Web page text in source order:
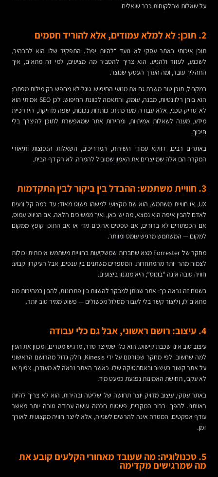
על שאלות שהלקוחות כבר שואלים.
2. תוכן: לא למלא עמודים, אלא להוריד חסמים
תוכן איכותי באתר עסקי לא נועד “להיות יפה”. התפקיד שלו הוא להבהיר,
לשכנע, לעזור ולהניע. הוא צריך להסביר מה מציעים, למי זה מתאים, איך
התהליך עובד, ומה הערך העסקי שנוצר.
במקביל, תוכן טוב משרת גם את מנועי החיפוש. גוגל לא מחפש רק מילות מפתח;
הוא בוחן רלוונטיות, מבנה, עומק, והתאמה לכוונת החיפוש. לכן SEO אמיתי הוא
לא טריק טכני, אלא עבודה מערכתית: כותרות נכונות, שפה מדויקת, היררכיית
מידע, מענה לשאלות אמיתיות, ומהירות אתר שמאפשרת לתוכן להיצרך בלי
חיכוך.
באתרים רבים, דווקא עמודי השירות, המדריכים, השאלות הנפוצות ותיאורי
המקרה הם אלה שמייצרים את האמון שמוביל להמרה. לא רק דף הבית.
3. חוויית משתמש: ההבדל בין ביקור לבין התקדמות
UX, או חוויית משתמש, הוא שם מקצועי למשהו פשוט מאוד: עד כמה קל ונעים
לאדם להבין איפה הוא נמצא, מה יש כאן, ואיך ממשיכים הלאה. אם הניווט עמוס,
אם הכפתורים לא ברורים, אם טפסים ארוכים מדי או אם התוכן קופץ ממקום
למקום — המשתמש מרגיש עומס ומוותר.
מחקר של Forrester מצא שחברות שמשקיעות בחוויית משתמש איכותית יכולות
לצמוח מהר יותר מהמתחרות. המספרים משתנים בין ענפים, אבל העיקרון קבוע:
חוויה טובה אינה “בונוס”; היא מנגנון ביצועים.
בשטח זה נראה כך: אתר שנותן למבקר להשוות בין פתרונות, להבין במהירות מה
מתאים לו, וליצור קשר בלי לעבור מסלול מכשולים — פשוט ממיר טוב יותר.
4. עיצוב: רושם ראשוני, אבל גם כלי עבודה
עיצוב טוב אינו שכבת קישוט. הוא כלי שמייצר סדר, מדגיש מסרים, ומכוון את העין
למה שחשוב. לפי מחקר שפורסם על ידי Kinesis, חלק גדול מהרושם הראשוני
על אתר קשור בעיצוב ובאסתטיקה שלו. כאשר האתר נראה לא מעודכן, צפוף או
לא עקבי, תחושת האמינות נפגעת כמעט מיד.
באתר עסקי, עיצוב מדויק יוצר תחושה של שליטה ובהירות. הוא לא צריך להיות
ראוותני. להפך. ברוב המקרים, פשטות חכמה עושה עבודה טובה יותר מאשר
עודף אפקטים. המטרה אינה להרשים לשנייה, אלא לייצר חוויה מקצועית לאורך
זמן.
5. טכנולוגיה: מה שעובד מאחורי הקלעים קובע את
מה שמרגישים מקדימה